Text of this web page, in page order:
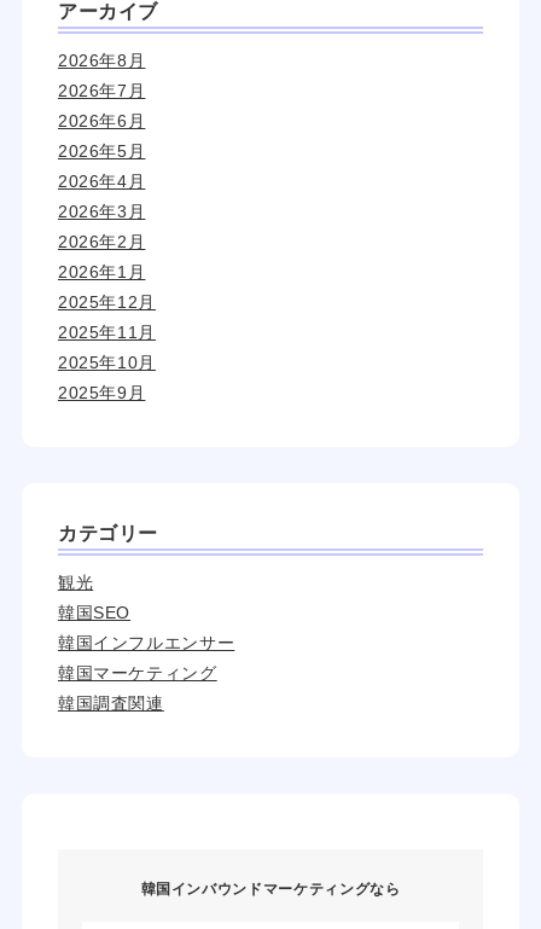
アーカイブ
2026年8月
2026年7月
2026年6月
2026年5月
2026年4月
2026年3月
2026年2月
2026年1月
2025年12月
2025年11月
2025年10月
2025年9月
カテゴリー
観光
韓国SEO
韓国インフルエンサー
韓国マーケティング
韓国調査関連
韓国インバウンドマーケティングなら